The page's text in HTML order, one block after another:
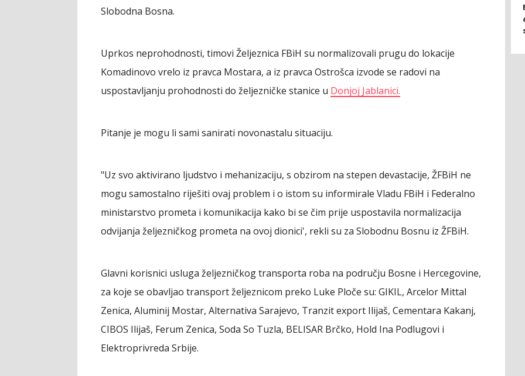
Slobodna Bosna.
Uprkos neprohodnosti, timovi Željeznica FBiH su normalizovali prugu do lokacije
Komadinovo vrelo iz pravca Mostara, a iz pravca Ostrošca izvode se radovi na
uspostavljanju prohodnosti do željezničke stanice u Donjoj Jablanici.
Pitanje je mogu li sami sanirati novonastalu situaciju.
"Uz svo aktivirano ljudstvo i mehanizaciju, s obzirom na stepen devastacije, ŽFBiH ne
mogu samostalno riješiti ovaj problem i o istom su informirale Vladu FBiH i Federalno
ministarstvo prometa i komunikacija kako bi se čim prije uspostavila normalizacija
odvijanja željezničkog prometa na ovoj dionici', rekli su za Slobodnu Bosnu iz ŽFBiH.
Glavni korisnici usluga željezničkog transporta roba na području Bosne i Hercegovine,
za koje se obavljao transport željeznicom preko Luke Ploče su: GIKIL, Arcelor Mittal
Zenica, Aluminij Mostar, Alternativa Sarajevo, Tranzit export Ilijaš, Cementara Kakanj,
CIBOS Ilijaš, Ferum Zenica, Soda So Tuzla, BELISAR Brčko, Hold Ina Podlugovi i
Elektroprivreda Srbije.